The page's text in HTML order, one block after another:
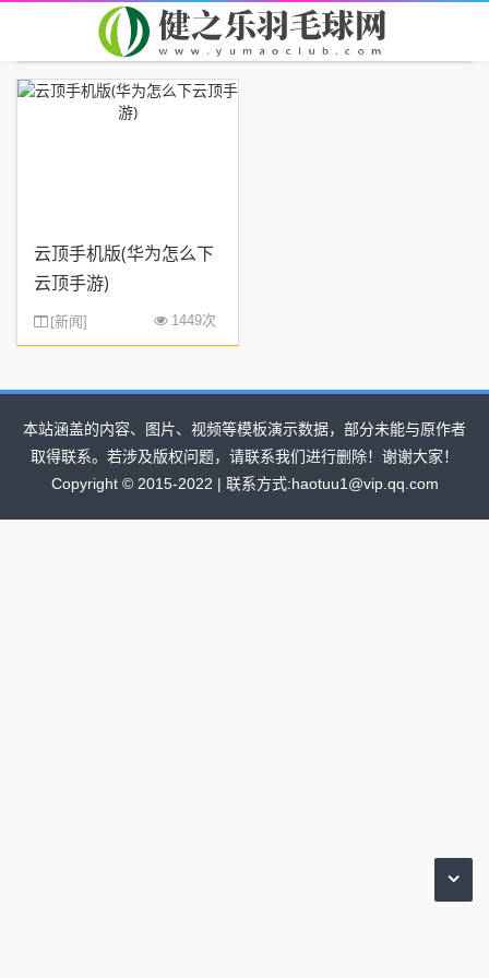
您现在的位置： 首页> TAG信息列表 > 云顶手
云顶手机版(华为怎么下
云顶手游)
[新闻] 1449次
本站涵盖的内容、图片、视频等模板演示数据，部分未能与原作者
取得联系。若涉及版权问题，请联系我们进行删除！谢谢大家！
Copyright © 2015-2022 | 联系方式:haotuu1@vip.qq.com